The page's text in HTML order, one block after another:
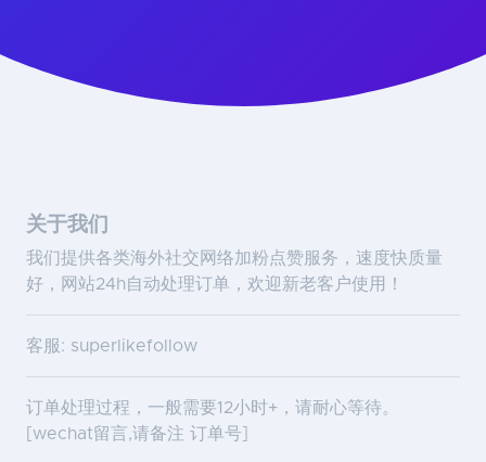
关于我们
我们提供各类海外社交网络加粉点赞服务，速度快质量
好，网站24h自动处理订单，欢迎新老客户使用！
客服: superlikefollow
订单处理过程，一般需要12小时+，请耐心等待。
[wechat留言,请备注 订单号]